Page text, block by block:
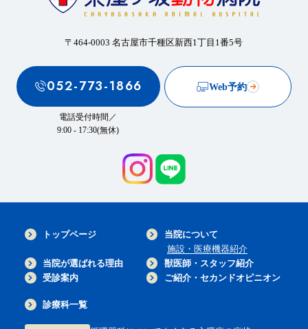
〒464-0003 名古屋市千種区新西1丁目1番5号
052-773-1866
電話受付時間／
9:00 - 17:30(無休)
Web予約
トップページ
当院について
施設・医療機器紹介
当院が選ばれる理由
獣医師・スタッフ紹介
受診案内
ご紹介・セカンドオピニオン
診療科一覧